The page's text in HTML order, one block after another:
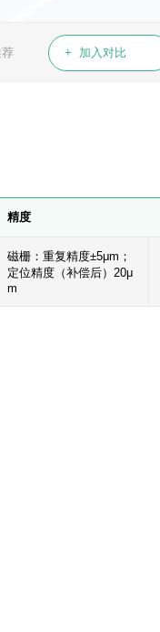
+ 加入对比
精度
磁栅：重复精度±5μm；
定位精度（补偿后）20μ
m